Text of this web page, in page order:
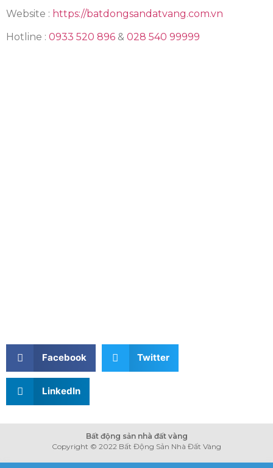
Website : https://batdongsandatvang.com.vn
Hotline : 0933 520 896 & 028 540 99999
Facebook Twitter
LinkedIn
Bất động sản nhà đất vàng
Copyright © 2022 Bất Động Sản Nhà Đất Vàng